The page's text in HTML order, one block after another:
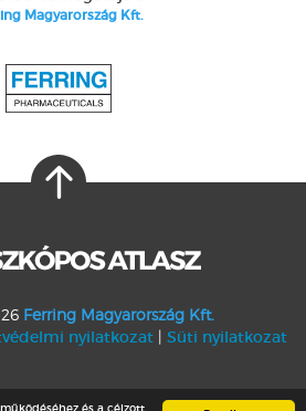
Magyarország Kft.
Ferring Magyarország Kft.
nyilatkozat | Süti nyilatkozat
Készítette: